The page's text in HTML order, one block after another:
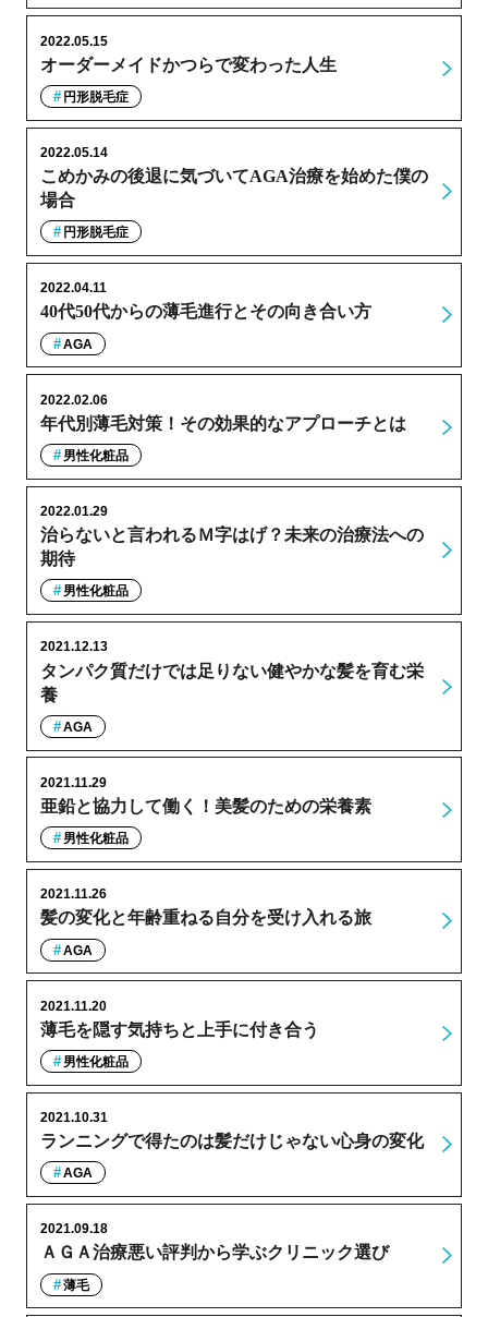
オーダーメイドかつらで変わった人生
2022.05.15
円形脱毛症
こめかみの後退に気づいてAGA治療を始めた僕の
場合
2022.05.14
円形脱毛症
40代50代からの薄毛進行とその向き合い方
2022.04.11
AGA
年代別薄毛対策！その効果的なアプローチとは
2022.02.06
男性化粧品
治らないと言われるＭ字はげ？未来の治療法への
期待
2022.01.29
男性化粧品
タンパク質だけでは足りない健やかな髪を育む栄
養
2021.12.13
AGA
亜鉛と協力して働く！美髪のための栄養素
2021.11.29
男性化粧品
髪の変化と年齢重ねる自分を受け入れる旅
2021.11.26
AGA
薄毛を隠す気持ちと上手に付き合う
2021.11.20
男性化粧品
ランニングで得たのは髪だけじゃない心身の変化
2021.10.31
AGA
ＡＧＡ治療悪い評判から学ぶクリニック選び
2021.09.18
薄毛